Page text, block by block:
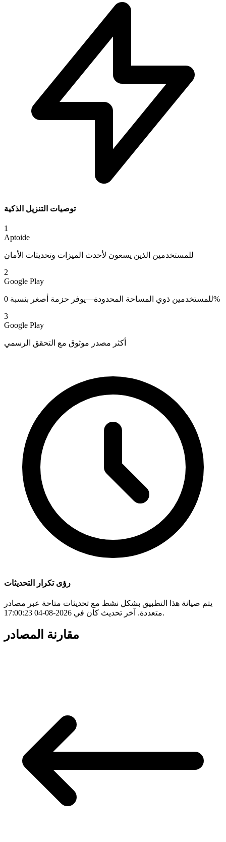
توصيات التنزيل الذكية
1
Aptoide
للمستخدمين الذين يسعون لأحدث الميزات وتحديثات الأمان
2
Google Play
للمستخدمين ذوي المساحة المحدودة—يوفر حزمة أصغر بنسبة 0%
3
Google Play
أكثر مصدر موثوق مع التحقق الرسمي
رؤى تكرار التحديثات
يتم صيانة هذا التطبيق بشكل نشط مع تحديثات متاحة عبر مصادر
متعددة. آخر تحديث كان في 2026-08-04 17:00:23.
مقارنة المصادر